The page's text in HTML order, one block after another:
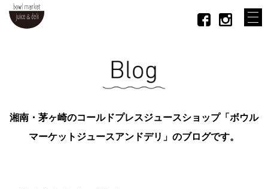
湘南・茅ヶ崎のコールドプレスジュースショップ「ボウル
マーケットジュースアンドデリ」のブログです。